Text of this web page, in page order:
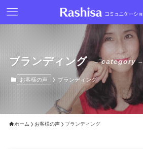
ブランディング – category –
お客様の声 ブランディング
ホーム お客様の声 ブランディング